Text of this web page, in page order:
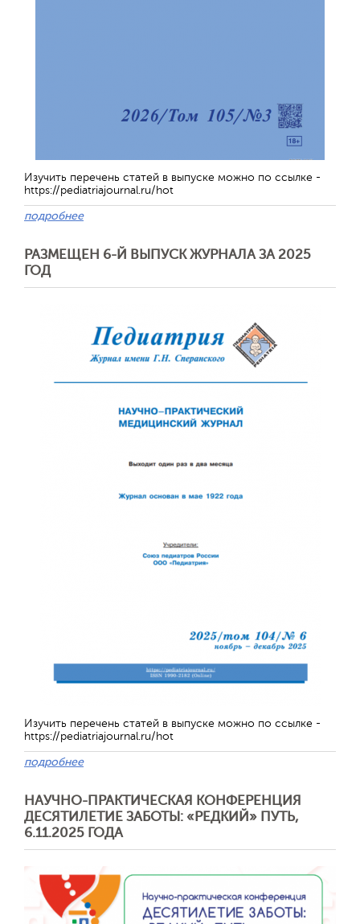
Изучить перечень статей в выпуске можно по ссылке -
https://pediatriajournal.ru/hot
подробнее
РАЗМЕЩЕН 6-Й ВЫПУСК ЖУРНАЛА ЗА 2025
ГОД
Изучить перечень статей в выпуске можно по ссылке -
https://pediatriajournal.ru/hot
подробнее
НАУЧНО-ПРАКТИЧЕСКАЯ КОНФЕРЕНЦИЯ
ДЕСЯТИЛЕТИЕ ЗАБОТЫ: «РЕДКИЙ» ПУТЬ,
6.11.2025 ГОДА
Обратная